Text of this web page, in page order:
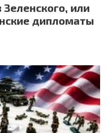
или
дипломаты